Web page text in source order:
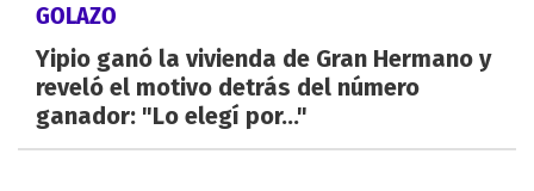
GOLAZO
Yipio ganó la vivienda de Gran Hermano y
reveló el motivo detrás del número
ganador: "Lo elegí por..."